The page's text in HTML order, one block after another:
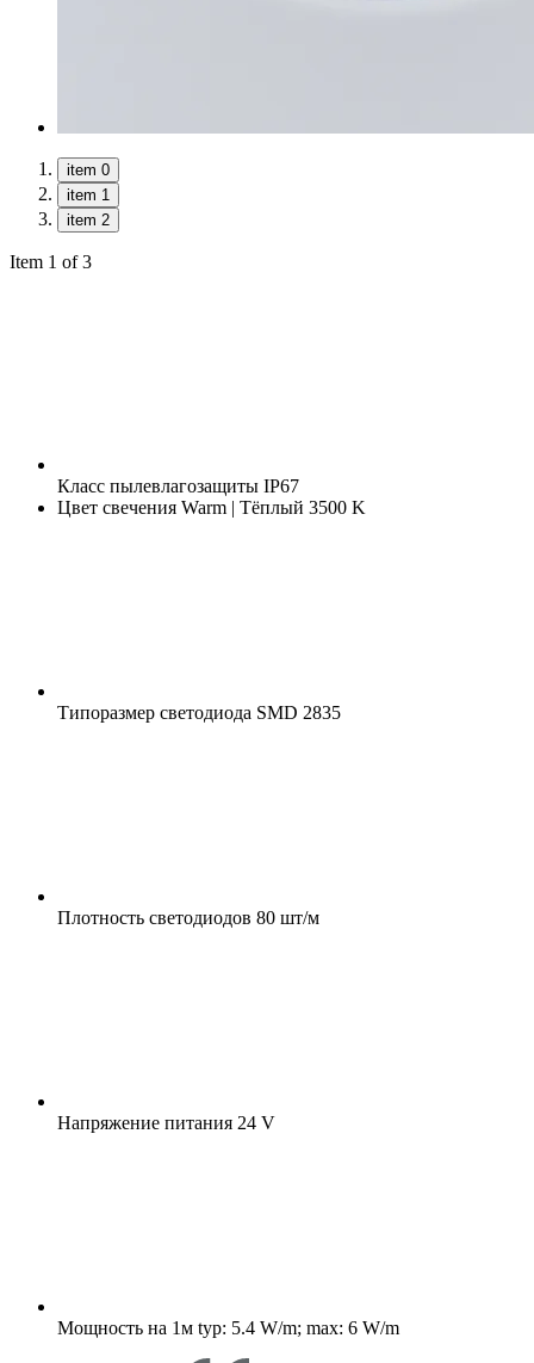
item 0
item 1
item 2
Item 1 of 3
Класс пылевлагозащиты IP67
Цвет свечения Warm | Тёплый 3500 K
Типоразмер светодиода SMD 2835
Плотность светодиодов 80 шт/м
Напряжение питания 24 V
Мощность на 1м typ: 5.4 W/m; max: 6 W/m